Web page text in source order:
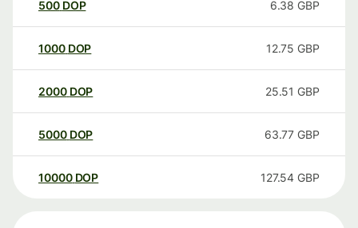
500 DOP 6.38 GBP
1000 DOP 12.75 GBP
2000 DOP 25.51 GBP
5000 DOP 63.77 GBP
10000 DOP 127.54 GBP